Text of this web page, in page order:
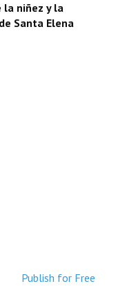
la niñez y la
Santa Elena
Publish for Free